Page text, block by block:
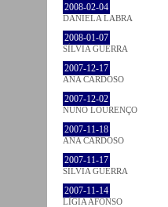
2008-02-04
DANIELA LABRA
2008-01-07
SÍLVIA GUERRA
2007-12-17
ANA CARDOSO
2007-12-02
NUNO LOURENÇO
2007-11-18
ANA CARDOSO
2007-11-17
SÍLVIA GUERRA
2007-11-14
LÍGIA AFONSO